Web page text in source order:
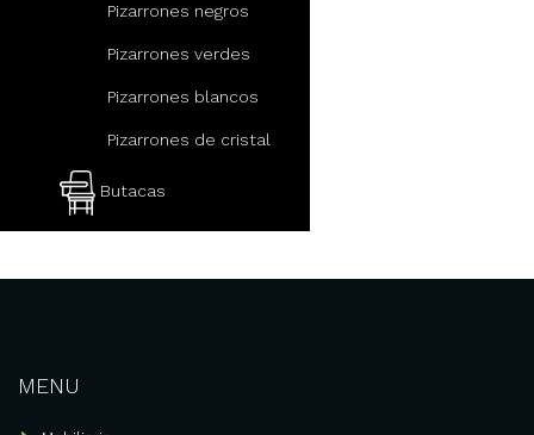
Pizarrones negros
Pizarrones verdes
Pizarrones blancos
Pizarrones de cristal
Butacas
Sillas escolares
MENU